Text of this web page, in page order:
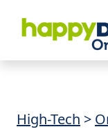
High-Tech >